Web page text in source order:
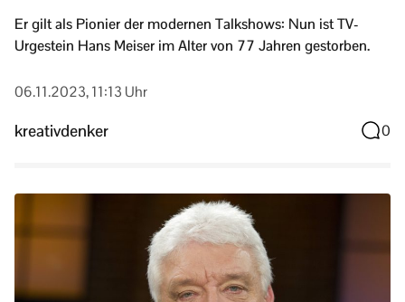
Er gilt als Pionier der modernen Talkshows: Nun ist TV-
Urgestein Hans Meiser im Alter von 77 Jahren gestorben.
06.11.2023, 11:13 Uhr
kreativdenker 0